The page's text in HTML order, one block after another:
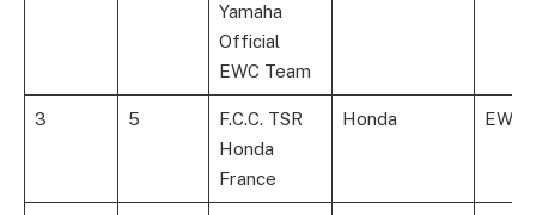
Yamaha
Official
EWC Team
3 5
F.C.C. TSR
Honda
France
Honda EWC